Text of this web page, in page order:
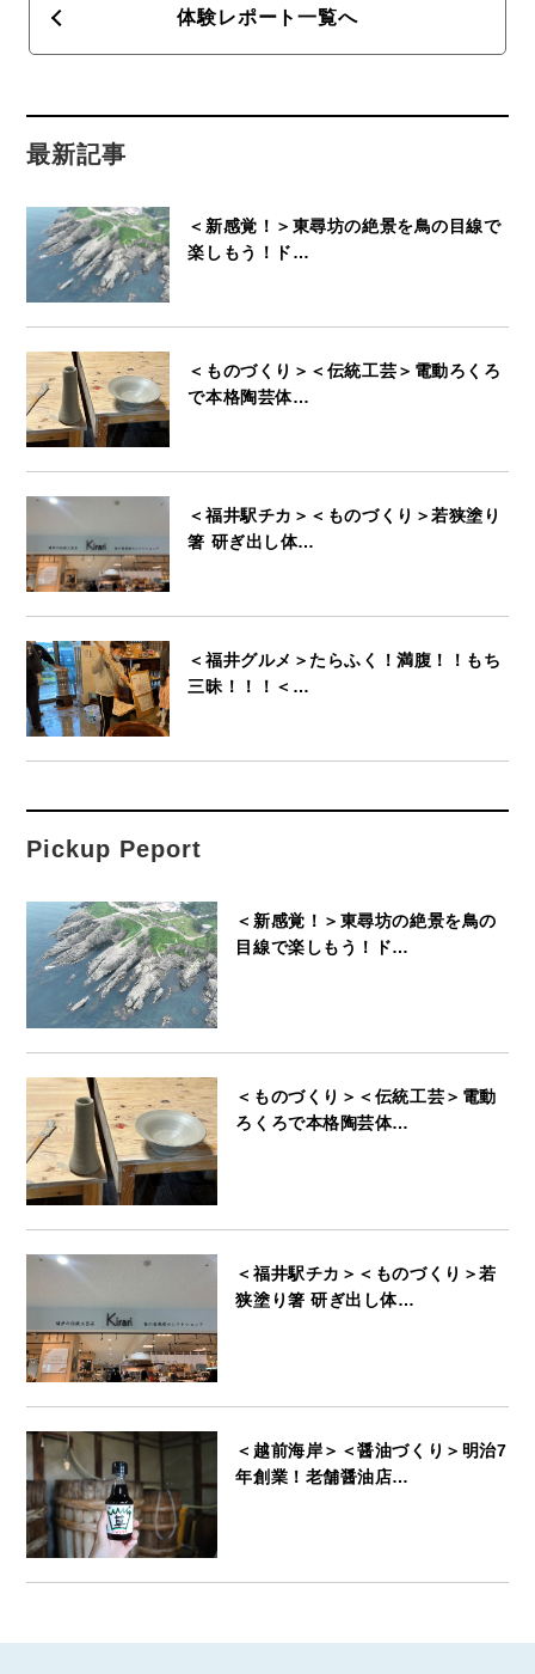
体験レポート一覧へ
最新記事
＜新感覚！＞東尋坊の絶景を鳥の目線で
楽しもう！ド…
＜ものづくり＞＜伝統工芸＞電動ろくろ
で本格陶芸体…
＜福井駅チカ＞＜ものづくり＞若狭塗り
箸 研ぎ出し体…
＜福井グルメ＞たらふく！満腹！！もち
三昧！！！＜…
Pickup Peport
＜新感覚！＞東尋坊の絶景を鳥の
目線で楽しもう！ド…
＜ものづくり＞＜伝統工芸＞電動
ろくろで本格陶芸体…
＜福井駅チカ＞＜ものづくり＞若
狭塗り箸 研ぎ出し体…
＜越前海岸＞＜醤油づくり＞明治7
年創業！老舗醤油店…